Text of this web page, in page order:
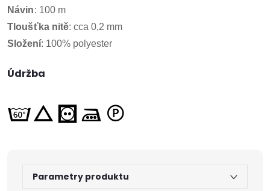
Návin: 100 m
Tloušťka nitě: cca 0,2 mm
Složení: 100% polyester
Údržba
Parametry produktu